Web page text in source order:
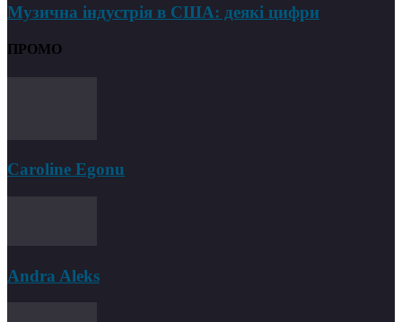
Музична індустрія в США: деякі цифри
ПРОМО
Caroline Egonu
Andra Aleks